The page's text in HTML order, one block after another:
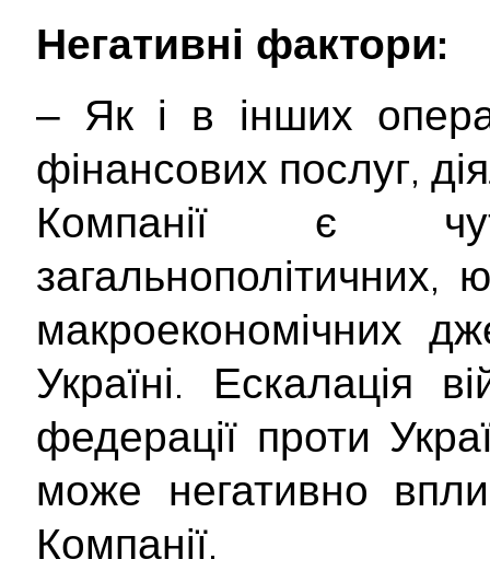
Негативні фактори:
‒ Як і в інших
фінансових послуг,
Компанії є
загальнополітичних,
макроекономічних
Україні. Ескалація
федерації проти
може негативно
Компанії.